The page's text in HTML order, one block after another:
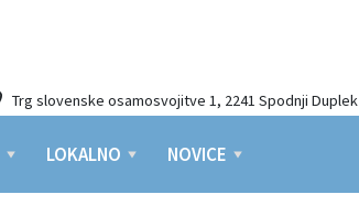
Trg slovenske osamosvojitve 1, 2241 Spodnji Duplek
LOKALNO NOVICE